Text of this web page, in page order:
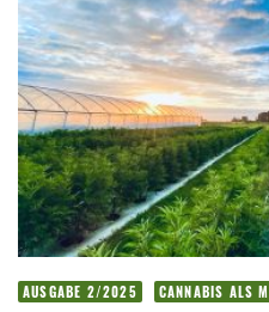
AUSGABE 2/2025 CANNABIS ALS